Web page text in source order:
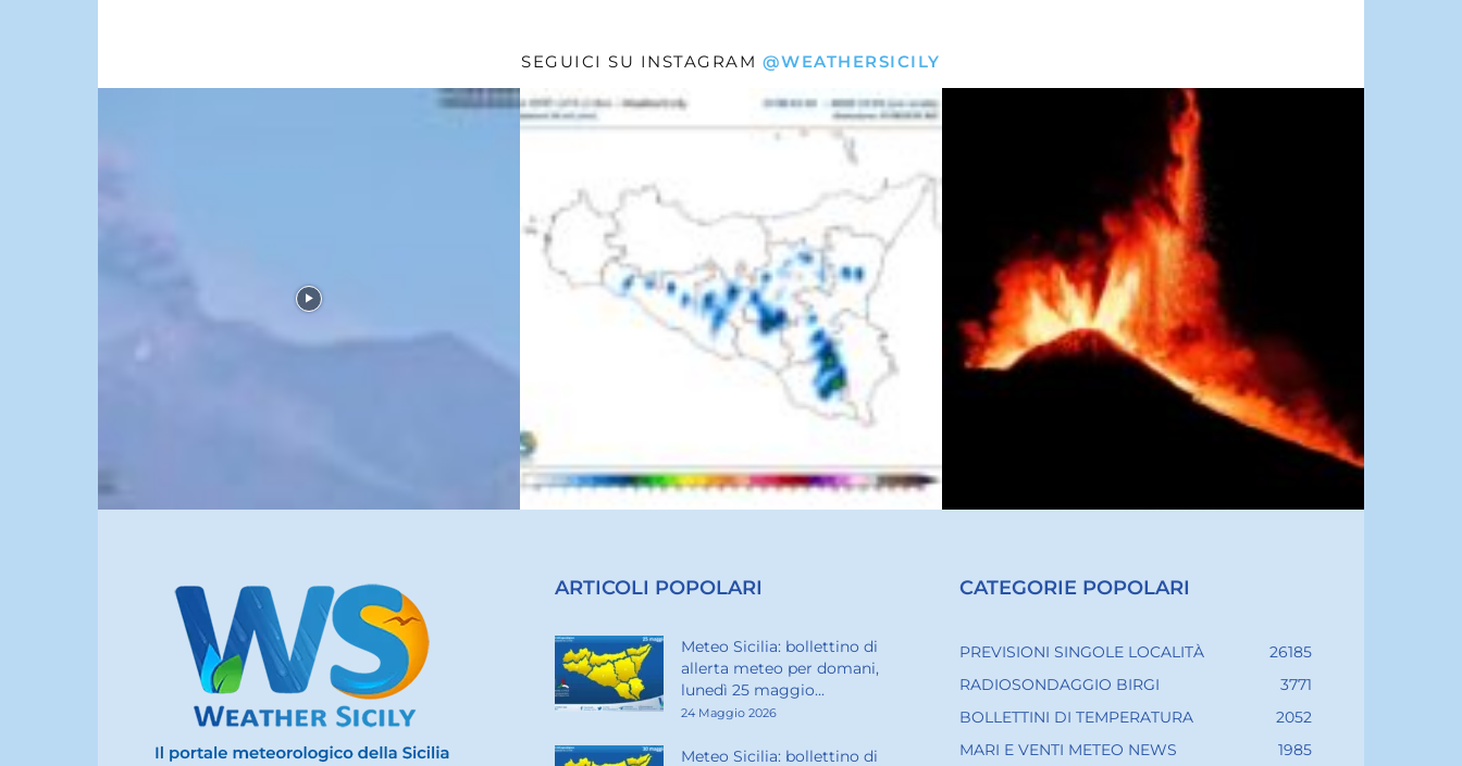
SEGUICI SU INSTAGRAM @WEATHERSICILY
ARTICOLI POPOLARI
Meteo Sicilia: bollettino di
allerta meteo per domani,
lunedì 25 maggio...
24 Maggio 2026
Meteo Sicilia: bollettino di
CATEGORIE POPOLARI
PREVISIONI SINGOLE LOCALITÀ
26185
RADIOSONDAGGIO BIRGI
3771
BOLLETTINI DI TEMPERATURA
2052
MARI E VENTI METEO NEWS
1985